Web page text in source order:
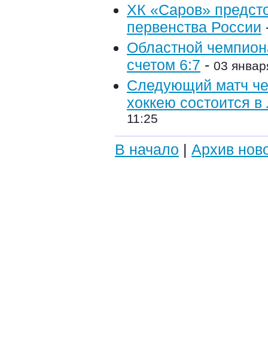
ХК «Саров»
первенства России
Областной
счетом 6:7 - 03
Следующий матч
хоккею состоится
11:25
В начало | Архив